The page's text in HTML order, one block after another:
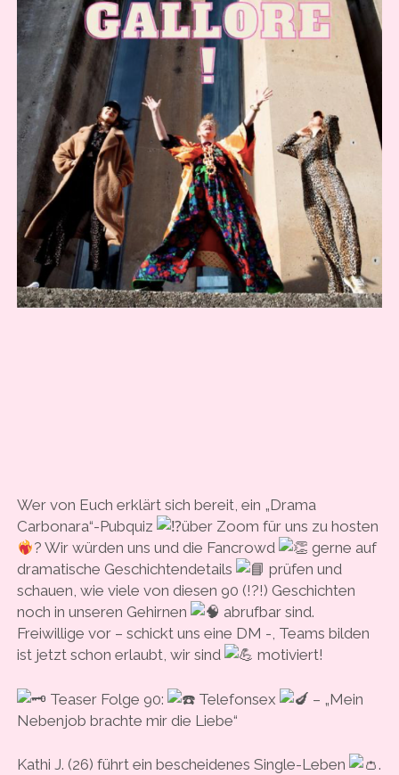
COOKIE-RICHTLINIE (EU)
Wer von Euch erklärt sich bereit, ein „Drama
Carbonara“-Pubquiz
über Zoom für uns zu hosten
? Wir würden uns und die Fancrowd
gerne auf
dramatische Geschichtendetails
prüfen und
schauen, wie viele von diesen 90 (!?!) Geschichten
noch in unseren Gehirnen
abrufbar sind.
Freiwillige vor – schickt uns eine DM -, Teams bilden
ist jetzt schon erlaubt, wir sind
motiviert!
Teaser Folge 90: Telefonsex
– „Mein
Nebenjob brachte mir die Liebe“
Kathi J. (26) führt ein bescheidenes Single-Leben
.